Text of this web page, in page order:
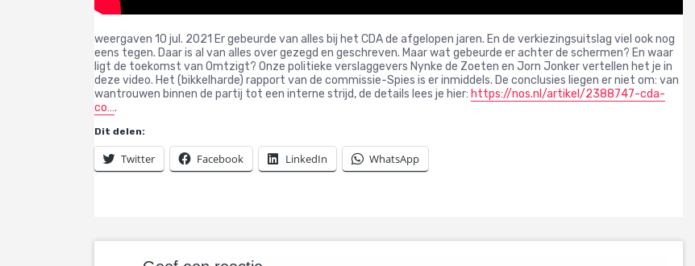
weergaven 10 jul. 2021 Er gebeurde van alles bij het CDA de afgelopen jaren. En de verkiezingsuitslag viel ook nog
eens tegen. Daar is al van alles over gezegd en geschreven. Maar wat gebeurde er achter de schermen? En waar
ligt de toekomst van Omtzigt? Onze politieke verslaggevers Nynke de Zoeten en Jorn Jonker vertellen het je in
deze video. Het (bikkelharde) rapport van de commissie-Spies is er inmiddels. De conclusies liegen er niet om: van
wantrouwen binnen de partij tot een interne strijd, de details lees je hier: https://nos.nl/artikel/2388747-cda-
co….
Dit delen:
Twitter Facebook LinkedIn WhatsApp